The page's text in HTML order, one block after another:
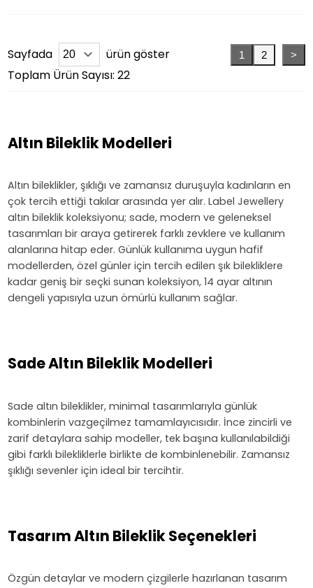
Sayfada ürün göster 1 2 >
Toplam Ürün Sayısı: 22
Altın Bileklik Modelleri
Altın bileklikler, şıklığı ve zamansız duruşuyla kadınların en
çok tercih ettiği takılar arasında yer alır. Label Jewellery
altın bileklik koleksiyonu; sade, modern ve geleneksel
tasarımları bir araya getirerek farklı zevklere ve kullanım
alanlarına hitap eder. Günlük kullanıma uygun hafif
modellerden, özel günler için tercih edilen şık bilekliklere
kadar geniş bir seçki sunan koleksiyon, 14 ayar altının
dengeli yapısıyla uzun ömürlü kullanım sağlar.
Sade Altın Bileklik Modelleri
Sade altın bileklikler, minimal tasarımlarıyla günlük
kombinlerin vazgeçilmez tamamlayıcısıdır. İnce zincirli ve
zarif detaylara sahip modeller, tek başına kullanılabildiği
gibi farklı bilekliklerle birlikte de kombinlenebilir. Zamansız
şıklığı sevenler için ideal bir tercihtir.
Tasarım Altın Bileklik Seçenekleri
Özgün detaylar ve modern çizgilerle hazırlanan tasarım